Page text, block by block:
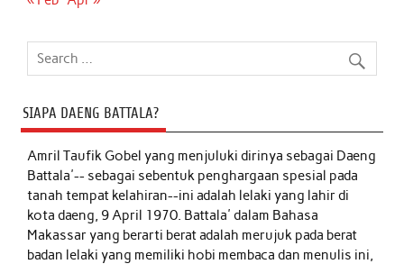
SIAPA DAENG BATTALA?
Amril Taufik Gobelyang menjuluki dirinya sebagai Daeng
Battala'-- sebagai sebentuk penghargaan spesial pada
tanah tempat kelahiran--ini adalah lelaki yang lahir di
kota daeng, 9 April 1970. Battala' dalam Bahasa
Makassar yang berarti berat adalah merujuk pada berat
badan lelaki yang memiliki hobi membaca dan menulis ini,